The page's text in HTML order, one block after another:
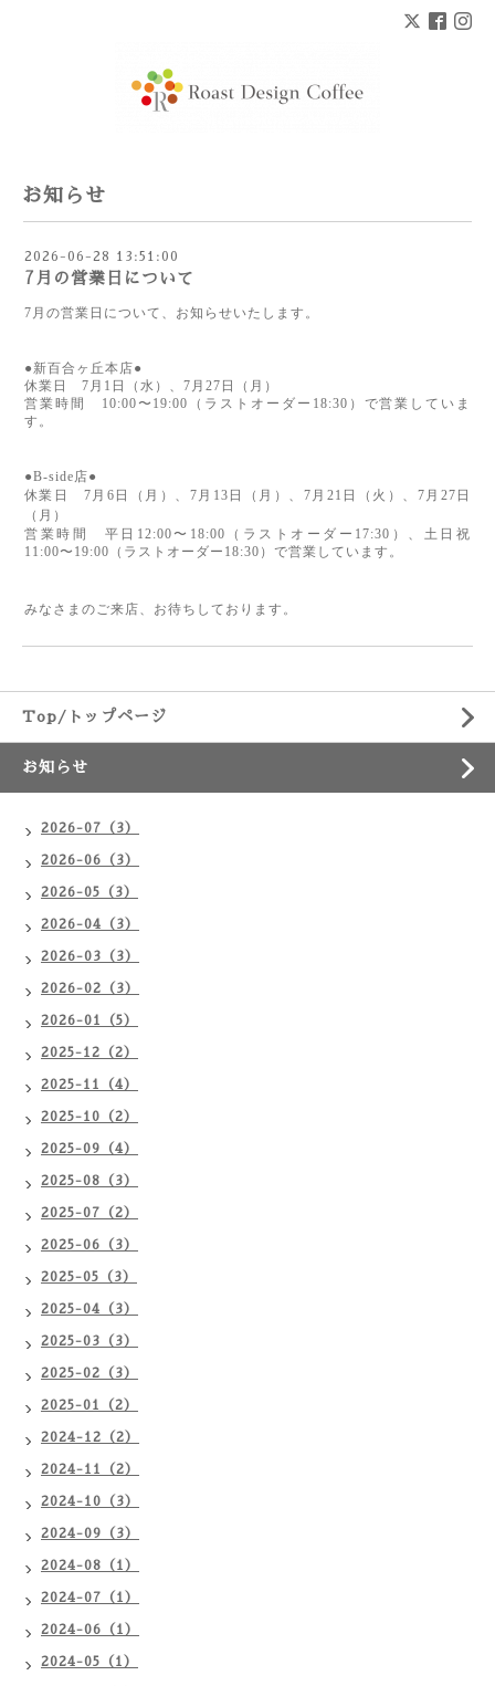
お知らせ
2026-06-28 13:51:00
7月の営業日について
7月の営業日について、お知らせいたします。
●新百合ヶ丘本店●
休業日　7月1日（水）、7月27日（月）
営業時間　10:00〜19:00（ラストオーダー18:30）で営業していま
す。
●B-side店●
休業日　7 月6日（月 ）、7 月13日（月 ）、7 月21日（火）、7 月27日
（月）
営業時間　平日12:00〜18:00（ラストオーダー17:30）、土日祝
11:00〜19:00（ラストオーダー18:30）で営業しています。
みなさまのご来店、お待ちしております。
Top/トップページ
お知らせ
2026-07（3）
2026-06（3）
2026-05（3）
2026-04（3）
2026-03（3）
2026-02（3）
2026-01（5）
2025-12（2）
2025-11（4）
2025-10（2）
2025-09（4）
2025-08（3）
2025-07（2）
2025-06（3）
2025-05（3）
2025-04（3）
2025-03（3）
2025-02（3）
2025-01（2）
2024-12（2）
2024-11（2）
2024-10（3）
2024-09（3）
2024-08（1）
2024-07（1）
2024-06（1）
2024-05（1）